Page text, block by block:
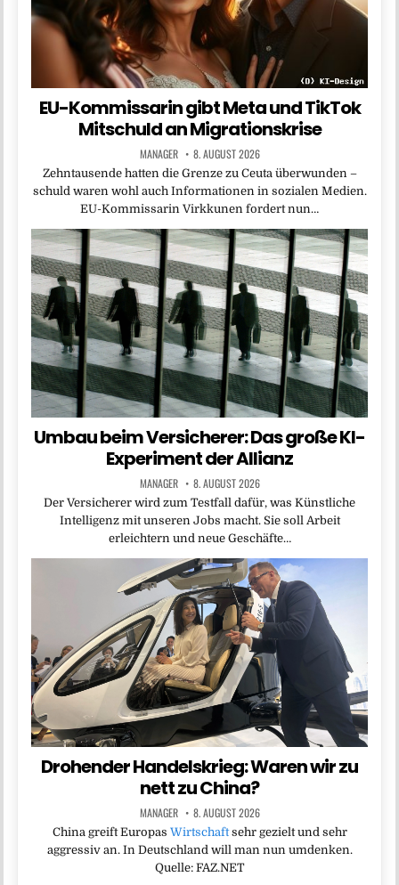
EU-Kommissarin gibt Meta und TikTok
Mitschuld an Migrationskrise
MANAGER 8. AUGUST 2026
Zehntausende hatten die Grenze zu Ceuta überwunden –
schuld waren wohl auch Informationen in sozialen Medien.
EU-Kommissarin Virkkunen fordert nun…
Umbau beim Versicherer: Das große KI-
Experiment der Allianz
MANAGER 8. AUGUST 2026
Der Versicherer wird zum Testfall dafür, was Künstliche
Intelligenz mit unseren Jobs macht. Sie soll Arbeit
erleichtern und neue Geschäfte…
Drohender Handelskrieg: Waren wir zu
nett zu China?
MANAGER 8. AUGUST 2026
China greift Europas Wirtschaftsehr gezielt und sehr
aggressiv an. In Deutschland will man nun umdenken.
Quelle: FAZ.NET